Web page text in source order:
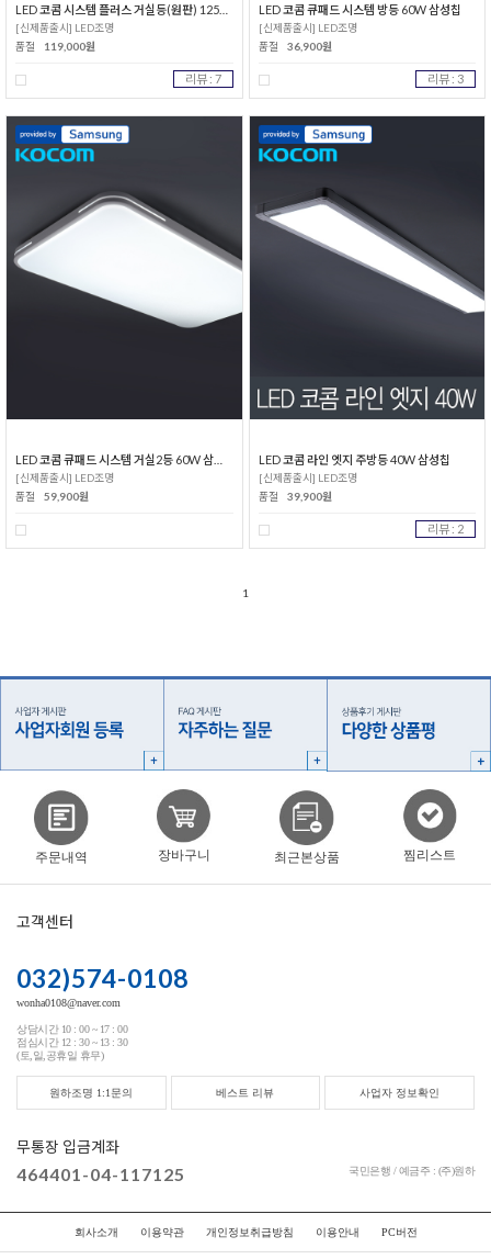
[신제품출시] LED조명
품절
119,000원
리뷰 : 7
LED 코콤 큐패드 시스템 방등 60W 삼성칩
[신제품출시] LED조명
품절
36,900원
리뷰 : 3
[신제품출시] LED조명
품절
59,900원
LED 코콤 라인 엣지 주방등 40W 삼성칩
[신제품출시] LED조명
품절
39,900원
리뷰 : 2
1
주문내역 장바구니 최근본상품 찜리스트
고객센터
032)574-0108
wonha0108@naver.com
상담시간 10 : 00 ~ 17 : 00
점심시간 12 : 30 ~ 13 : 30
(토,일,공휴일 휴무)
원하조명 1:1문의 베스트 리뷰 사업자 정보확인
무통장 입금계좌
464401-04-117125 국민은행 / 예금주 : (주)원하
회사소개 이용약관 개인정보취급방침 이용안내 PC버전